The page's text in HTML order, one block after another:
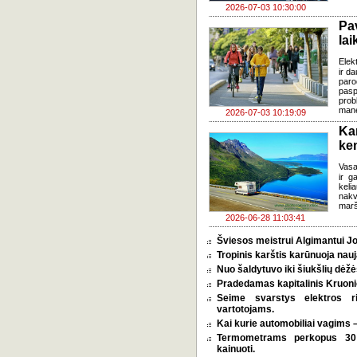
2026-07-03 10:30:00
2026-07-03 10:19:09
ir
2026-06-28 11:03:41
ir
Šviesos meistrui Algimantui
Tropinis karštis karūnuoja
Nuo šaldytuvo iki šiukšlių
Pradedamas kapitalinis
Seime svarstys elektros
vartotojams.
Kai kurie automobiliai vagims
Termometrams perkopus
kainuoti.